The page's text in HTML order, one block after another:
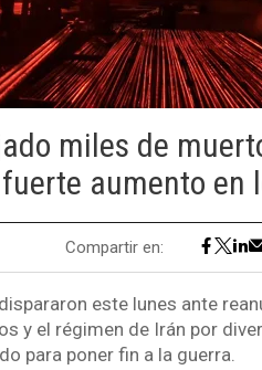
miles de
aumento en
Compartir en:
este lunes ante
y el régimen de Irán por
para poner fin a la guerra.